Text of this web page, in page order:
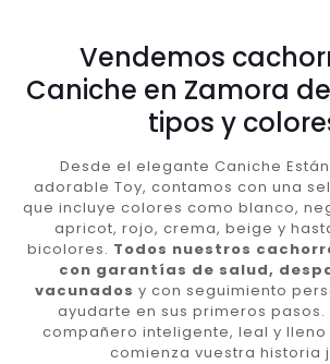
Vendemos
Caniche en Zamora
tipos y
Desde el elegante Caniche
adorable Toy, contamos con una
que incluye colores como blanco,
apricot, rojo, crema, beige y
bicolores. Todos nuestros
con garantías de salud,
vacunados y con seguimiento
ayudarte en sus primeros pasos.
compañero inteligente, leal y
comienza vuestra historia